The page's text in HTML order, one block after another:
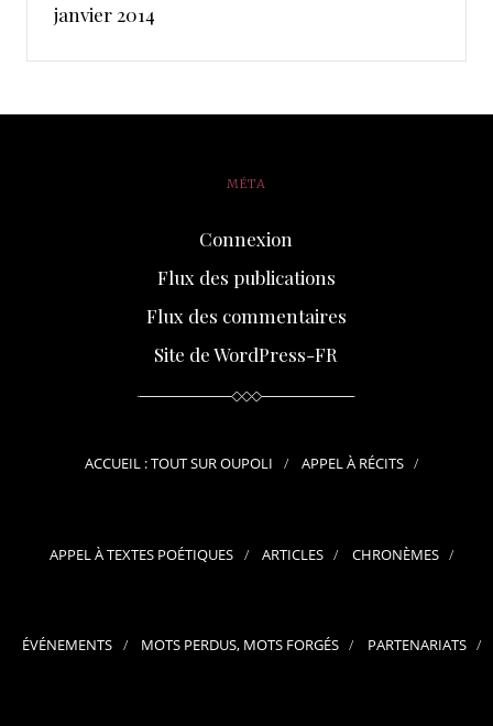
janvier 2014
MÉTA
Connexion
Flux des publications
Flux des commentaires
Site de WordPress-FR
ACCUEIL : TOUT SUR OUPOLI APPEL À RÉCITS
APPEL À TEXTES POÉTIQUES ARTICLES CHRONÈMES
ÉVÉNEMENTS MOTS PERDUS, MOTS FORGÉS PARTENARIATS